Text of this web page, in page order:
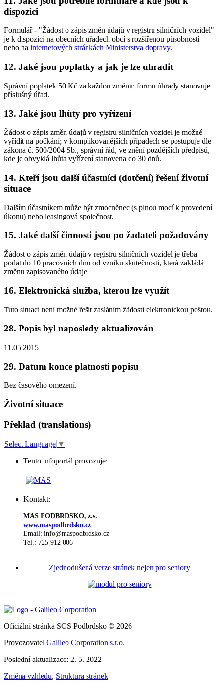
dispozici
Formulář - "Žádost o zápis změn údajů v registru silničních vozidel"
je k dispozici na obecních úřadech obcí s rozšířenou působností
nebo na internetových stránkách Ministerstva dopravy.
12. Jaké jsou poplatky a jak je lze uhradit
Správní poplatek 50 Kč za každou změnu; formu úhrady stanovuje
příslušný úřad.
13. Jaké jsou lhůty pro vyřízení
Žádost o zápis změn údajů v registru silničních vozidel je možné
vyřídit na počkání; v komplikovanějších případech se postupuje dle
zákona č. 500/2004 Sb., správní řád, ve znění pozdějších předpisů,
kde je obvyklá lhůta vyřízení stanovena do 30 dnů.
14. Kteří jsou další účastníci (dotčení) řešení životní
situace
Dalším účastníkem může být zmocněnec (s plnou mocí k provedení
úkonu) nebo leasingová společnost.
15. Jaké další činnosti jsou po žadateli požadovány
Žádost o zápis změn údajů v registru silničních vozidel je třeba
podat do 10 pracovních dnů od vzniku skutečnosti, která zakládá
změnu zapisovaného údaje.
16. Elektronická služba, kterou lze využít
Tuto situaci není možné řešit zasláním žádosti elektronickou poštou.
28. Popis byl naposledy aktualizován
11.05.2015
29. Datum konce platnosti popisu
Bez časového omezení.
Životní situace
Překlad (translations)
Select Language ▼
Tento infoportál provozuje:
Kontakt:
MAS PODBRDSKO, z.s.
www.maspodbrdsko.cz
Email: info@maspodbrdsko.cz
Tel.: 725 912 006
Zjednodušená verze stránek nejen pro seniory
Oficiální stránka SOS Podbrdsko © 2026
Provozovatel Galileo Corporation s.r.o.
Poslední aktualizace: 2. 5. 2022
Změna vzhledu, Struktura stránek